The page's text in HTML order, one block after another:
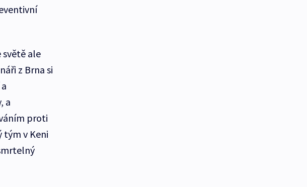
ale
z Brna si
a
proti
tým v Keni